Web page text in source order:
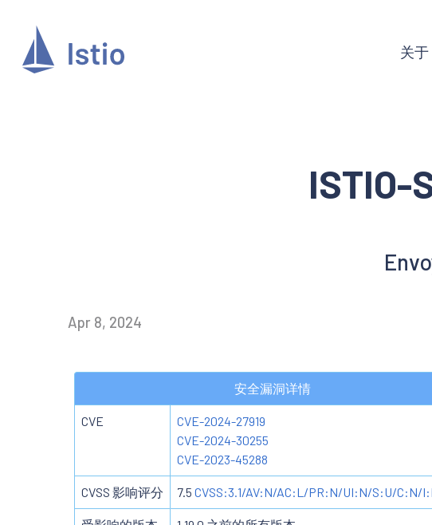
关于
ISTIO-
Apr 8, 2024
安全漏洞详情
CVE
CVE-2024-27919
CVE-2024-30255
CVE-2023-45288
CVSS 影响评分 7.5 CVSS:3.1/AV:N/AC:L/PR:N/UI:N/S:U/C:N/